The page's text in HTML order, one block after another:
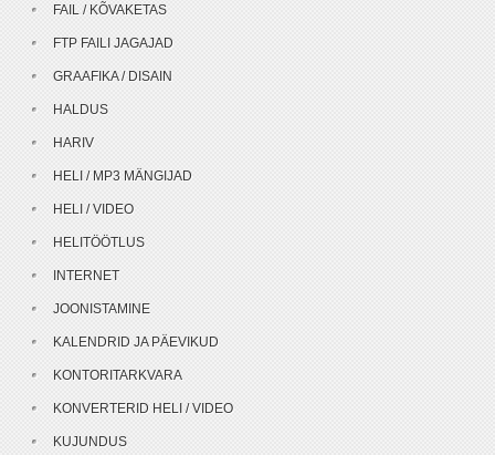
FAIL / KÕVAKETAS
FTP FAILI JAGAJAD
GRAAFIKA / DISAIN
HALDUS
HARIV
HELI / MP3 MÄNGIJAD
HELI / VIDEO
HELITÖÖTLUS
INTERNET
JOONISTAMINE
KALENDRID JA PÄEVIKUD
KONTORITARKVARA
KONVERTERID HELI / VIDEO
KUJUNDUS